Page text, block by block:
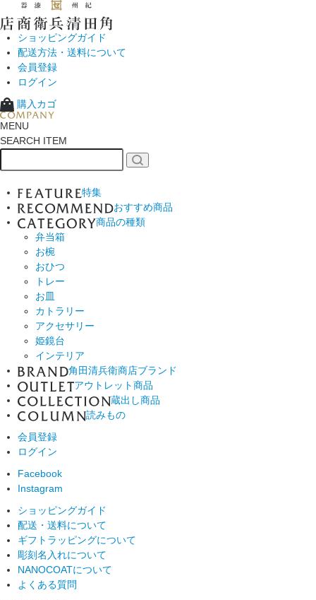
ショッピングガイド
配送方法・送料について
会員登録
ログイン
購入カゴ
MENU
SEARCH ITEM
特集
おすすめ商品
商品の種類
弁当箱
お椀
おひつ
トレー
お皿
カトラリー
アクセサリー
姫鏡台
インテリア
角田清兵衛商店ブランド
アウトレット商品
蔵出し商品
読みもの
会員登録
ログイン
Facebook
Instagram
ショッピングガイド
配送・送料について
ギフトラッピングについて
彫刻名入れについて
NANOCOATについて
よくある質問